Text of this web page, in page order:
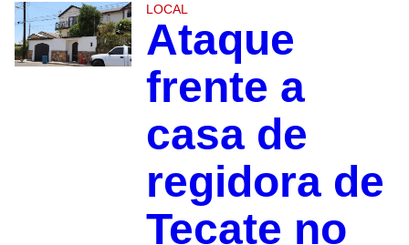
LOCAL
Ataque
frente a
casa de
regidora de
Tecate no